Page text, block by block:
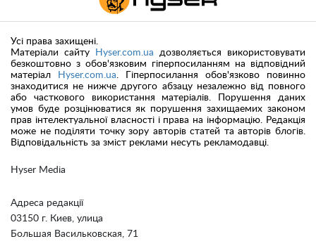
Hyser Media
Адреса редакції
03150 г. Киев, улица
Большая Васильковская, 71
Усі права захищені.
Матеріали сайту
Hyser.com.ua дозволяється використовувати
безкоштовно з обов'язковим гіперпосиланням на відповідний
матеріал
Hyser.com.ua . Гіперпосилання обов'язково повинно
знаходитися не нижче другого абзацу незалежно від повного
або часткового використання матеріалів. Порушення даних
умов буде розцінюватися як порушення захищаемих законом
прав інтелектуальної власності і права на інформацію. Редакція
може не поділяти точку зору авторів статей та авторів блогів.
Відповідальність за зміст реклами несуть рекламодавці.